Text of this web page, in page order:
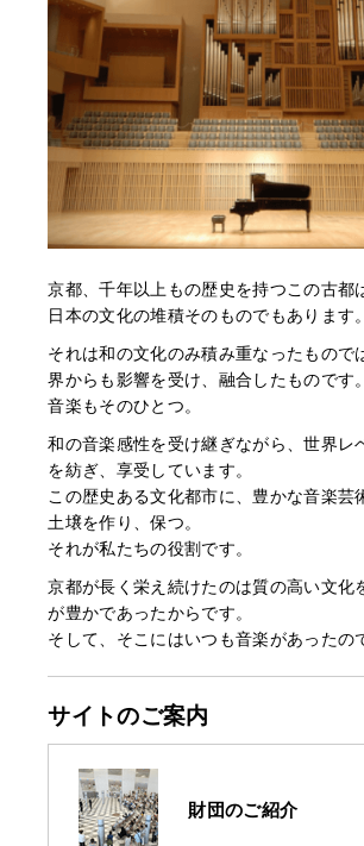
京都、千年以上もの歴史を持つこの古都
日本の文化の堆積そのものでもあります。
それは和の文化のみ積み重なったもので
界からも影響を受け、融合したものです。
音楽もそのひとつ。
和の音楽感性を受け継ぎながら、世界レ
を紡ぎ、享受しています。
この歴史ある文化都市に、豊かな音楽芸
土壌を作り、保つ。
それが私たちの役割です。
京都が長く栄え続けたのは質の高い文化
が豊かであったからです。
そして、そこにはいつも音楽があったの
サイトのご案内
財団のご紹介